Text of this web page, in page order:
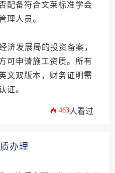
配备符合文莱标准学会
理人员。
发展局的投资备案，
可申请施工资质。所有
文双版本，财务证明需
证。
463人看过
办理